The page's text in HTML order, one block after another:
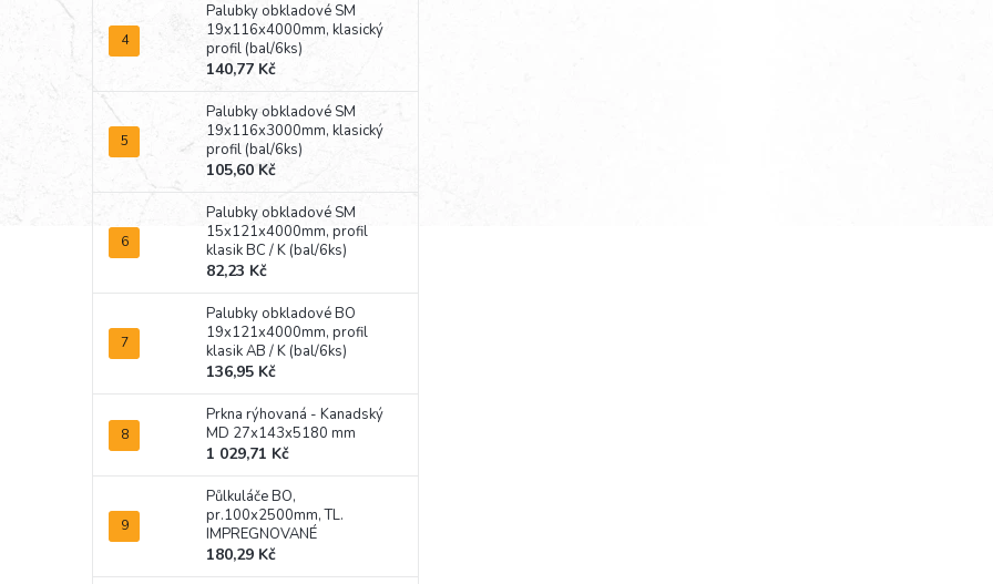
Palubky obkladové SM
19x116x4000mm, klasický
profil (bal/6ks)
140,77 Kč
Palubky obkladové SM
19x116x3000mm, klasický
profil (bal/6ks)
105,60 Kč
Palubky obkladové SM
15x121x4000mm, profil
klasik BC / K (bal/6ks)
82,23 Kč
Palubky obkladové BO
19x121x4000mm, profil
klasik AB / K (bal/6ks)
136,95 Kč
Prkna rýhovaná - Kanadský
MD 27x143x5180 mm
1 029,71 Kč
Půlkuláče BO,
pr.100x2500mm, TL.
IMPREGNOVANÉ
180,29 Kč